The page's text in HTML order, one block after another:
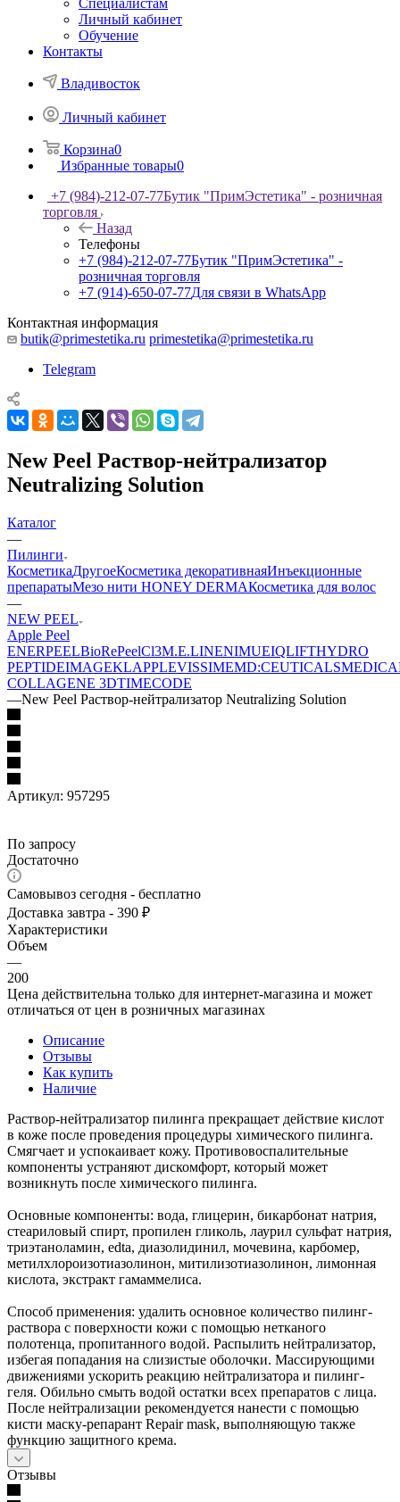
Специалистам
Личный кабинет
Обучение
Контакты
Владивосток
Личный кабинет
Корзина0
Избранные товары0
+7 (984)-212-07-77Бутик "ПримЭстетика" - розничная
торговля
Назад
Телефоны
+7 (984)-212-07-77Бутик "ПримЭстетика" -
розничная торговля
+7 (914)-650-07-77Для связи в WhatsApp
Контактная информация
butik@primestetika.ru primestetika@primestetika.ru
Telegram
New Peel Раствор-нейтрализатор
Neutralizing Solution
Каталог
—
Пилинги
КосметикаДругоеКосметика декоративнаяИнъекционные
препаратыМезо нити HONEY DERMAКосметика для волос
—
NEW PEEL
Apple Peel
ENERPEELBioRePeelCl3M.E.LINENIMUEIQLIFTHYDRO
PEPTIDEIMAGEKLAPPLEVISSIMEMD:CEUTICALS
COLLAGENE 3DTIMECODE
—New Peel Раствор-нейтрализатор Neutralizing Solution
Артикул: 957295
По запросу
Достаточно
Самовывоз сегодня - бесплатно
Доставка завтра - 390 ₽
Характеристики
Объем
—
200
Цена действительна только для интернет-магазина и может
отличаться от цен в розничных магазинах
Описание
Отзывы
Как купить
Наличие
Раствор-нейтрализатор пилинга прекращает действие кислот
в коже после проведения процедуры химического пилинга.
Смягчает и успокаивает кожу. Противовоспалительные
компоненты устраняют дискомфорт, который может
возникнуть после химического пилинга.
Основные компоненты: вода, глицерин, бикарбонат натрия,
стеариловый спирт, пропилен гликоль, лаурил сульфат натрия,
триэтаноламин, edta, диазолидинил, мочевина, карбомер,
метилхлороизотиазолинон, митилизотиазолинон, лимонная
кислота, экстракт гамаммелиса.
Способ применения: удалить основное количество пилинг-
раствора с поверхности кожи с помощью нетканого
полотенца, пропитанного водой. Распылить нейтрализатор,
избегая попадания на слизистые оболочки. Массирующими
движениями ускорить реакцию нейтрализатора и пилинг-
геля. Обильно смыть водой остатки всех препаратов с лица.
После нейтрализации рекомендуется нанести с помощью
кисти маску-репарант Repair mask, выполняющую также
функцию защитного крема.
Отзывы